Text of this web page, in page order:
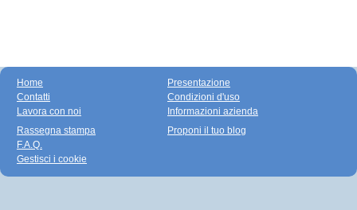
Home
Contatti
Lavora con noi
Presentazione
Condizioni d'uso
Informazioni azienda
Rassegna stampa
F.A.Q.
Gestisci i cookie
Proponi il tuo blog